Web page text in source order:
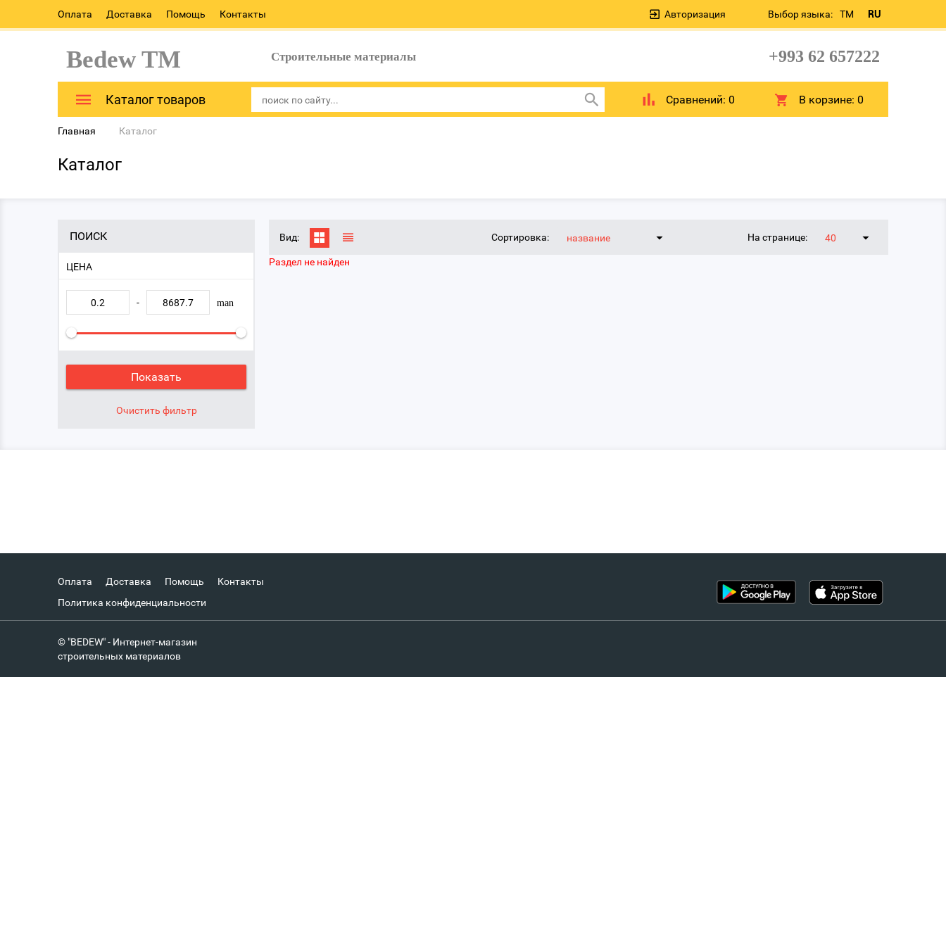
Оплата Доставка Помощь Контакты Выбор языка: TM RU
Авторизация
Bedew TM Строительные материалы +993 62 657222
Каталог товаров Сравнений: 0 В корзине:0
Главная Каталог
Каталог
ПОИСК
ЦЕНА
-
Вид: Сортировка: название На странице: 40
Раздел не найден
Оплата Доставка Помощь
Контакты
Политика конфиденциальности
© "BEDEW" - Интернет-магазин
строительных материалов